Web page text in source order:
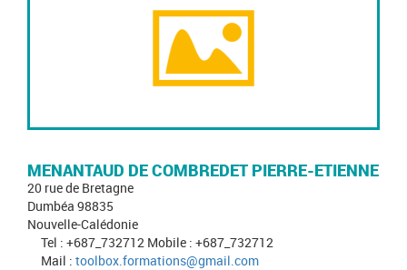
MENANTAUD DE COMBREDET PIERRE-ETIENNE
20 rue de Bretagne
Dumbéa 98835
Nouvelle-Calédonie
Tel : +687_732712 Mobile : +687_732712
Mail : toolbox.formations@gmail.com